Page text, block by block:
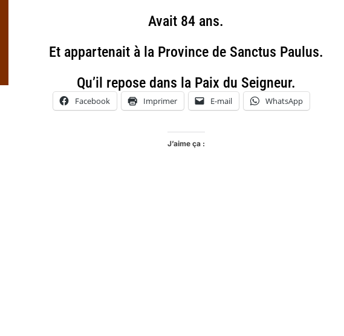
Avait 84 ans.
Et appartenait à la Province de Sanctus Paulus.
Qu’il repose dans la Paix du Seigneur.
Facebook Imprimer E-mail WhatsApp
J’aime ça :